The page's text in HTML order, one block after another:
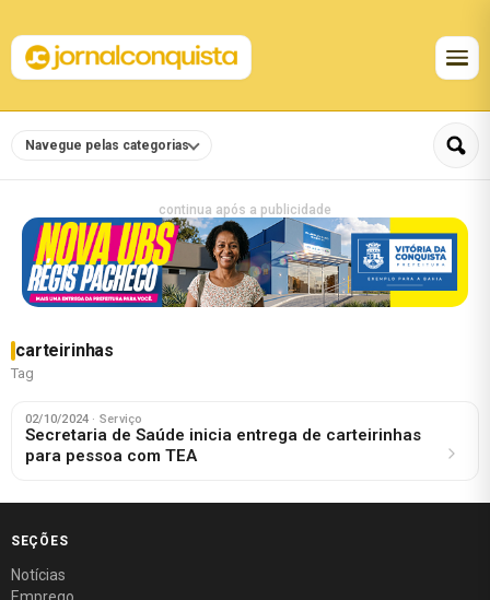
Navegue pelas categorias
continua após a publicidade
carteirinhas
Tag
02/10/2024 · Serviço
Secretaria de Saúde inicia entrega de carteirinhas
para pessoa com TEA
SEÇÕES
Notícias